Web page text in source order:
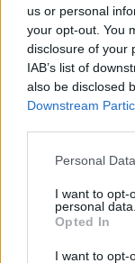
us or personal
your opt-out. You
disclosure of your
IAB’s list of
also be disclosed
Downstream
Please note that
not limited to
grant or deny
use your data for
consent section.
Personal
I want to opt-
personal data.
Opted In
I want to opt-
Marfin: «Δεν
είχε γίνει
08.08.2026